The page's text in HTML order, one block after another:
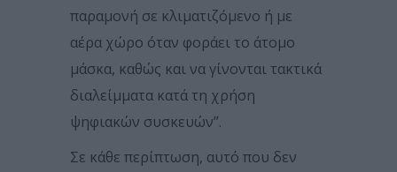
παραμονή σε κλιματιζόμενο ή με
αέρα χώρο όταν φοράει το άτομο
μάσκα, καθώς και να γίνονται τακτικά
διαλείμματα κατά τη χρήση
ψηφιακών συσκευών”.
Σε κάθε περίπτωση, αυτό που δεν